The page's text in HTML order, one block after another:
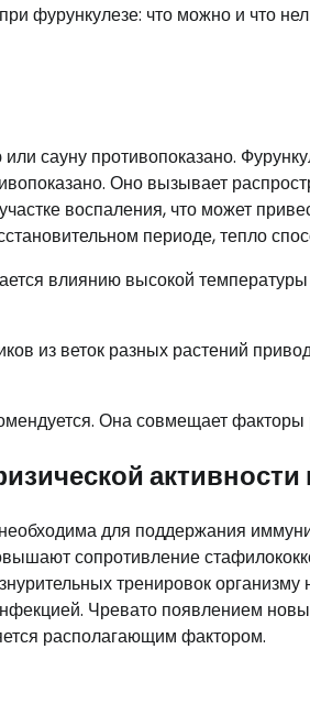
сауну противопоказано.
Оно вызывает
воспаления, что может
периоде, тепло
влиянию высокой
из веток разных растений
Она совмещает факторы
для поддержания
сопротивление
тренировок
Чревато появлением
располагающим фактором.